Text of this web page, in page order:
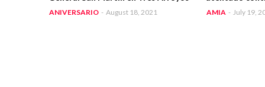
ANIVERSARIO - August 18, 2021 AMIA - July 19,